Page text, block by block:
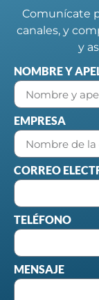
Comunícate
canales, y
y
NOMBRE Y
EMPRESA
CORREO
TELÉFONO
MENSAJE